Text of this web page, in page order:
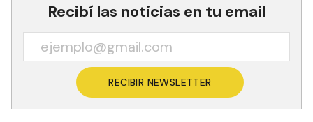
Recibí las noticias en tu email
RECIBIR NEWSLETTER